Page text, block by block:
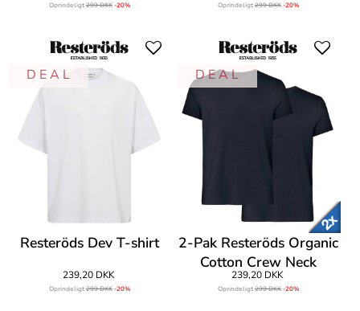
Oprindeligt299 DKK -20% Oprindeligt299 DKK -20%
D E A L
Resteröds Dev T-shirt
239,20 DKK
Oprindeligt299 DKK -20%
D E A L
2-Pak Resteröds Organic
Cotton Crew Neck
239,20 DKK
Oprindeligt299 DKK -20%